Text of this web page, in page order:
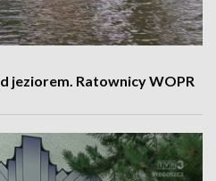
jeziorem. Ratownicy WOPR